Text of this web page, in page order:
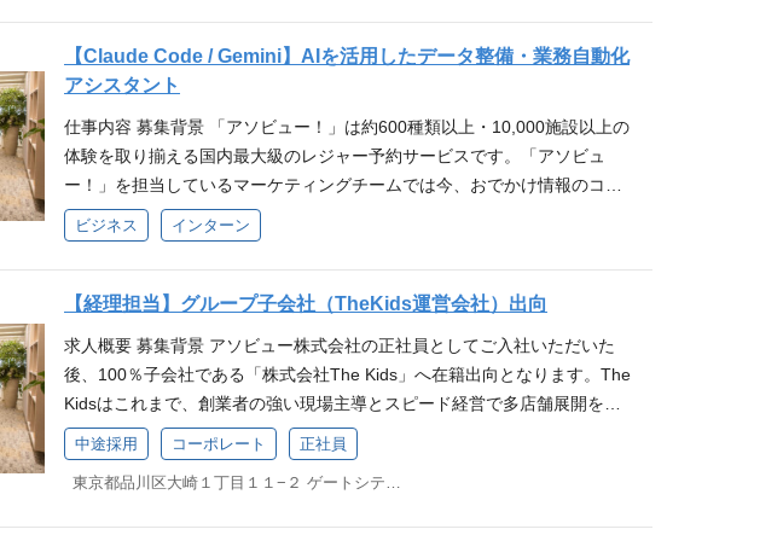
る「社内SE」「業務IT企画」「DX推進室のPM」 【2】下記の知識・スキ
ルをすべてお持ちの方 ITアーキテクチャの知見： ハードウェアおよびソフ
トウェア連携に関する幅広い知識 プロジェクトマネジメント力： システム
導入におけるPM/PMO経験、および複数ベンダーのコントロール経験 BPR
（業務変革）の経験： 顧客の現場（フロント・バックオフィス問わず）の
業務フローを可視化し、ITを用いてオペレーションを最適化した経験 ビジ
ネス・商売人視点： 顧客の要望を鵜呑みにせず、投資対効果（コストとリ
能力 【3】その他 普通自動車第一種運転免許（※地方のパートナー施設へ
トとは 単なる導入推進ではなく、挑戦するのは “業界を変えること”。レジ
ャー施設の課題解決に向き合う 『DXコンサルタント』とは 鍵は圧倒的な
集客力とデータ活用 ── アソビューにしかできない方法で「レジャー施設
のサステナブルな経営」を目指す 事例紹介 お客様の入館待ちを大幅短縮！
は？ 富士山吉田ルートの通行予約システム、アソビューで事前決済の予約
受付開始 ～オーバーツーリズム対策と登山体験向上を目指す～ 電子チケッ
スアーキテクチャに関する深い知識と適用経験 スクラムマスターなど、ア
ジャイルな開発プロセスにおける組織推進経験 AWSなどのクラウド環境に
おける高度なインフラ構築・運用経験 ECサイトなど、予約・決済・在庫を
扱う複雑ドメインの開発運用経験 ステークホルダーと高度なコミュニケー
ションを行い、戦略レベルから施策検討・設計を行った経験 使用技術 開発
言語： Java フレームワーク： Spring Boot(Java), 他 フロントエンド： Ty
QL インフラ：AWS (EKS、Elasticsearch等) バージョン管理： git/Github C
境： IntelliJ IDEA 参考記事 アソビュー！の技術スタック - what we use
（技術スタックデータベース） アソビュー！を支える技術2024 エンジニ
ア向けカンパニーデック アソビューではAIとプロダクト組織を育てるチー
ムを立ち上げました！ アソビュー社内の雰囲気が分かる動画（YouTube）
国内最大級の遊び予約サイトを展開するアソビューを紹介！オフィスを通
じた社内カルチャーの作り方は？
～滋賀トヨタ自動車様
ソビューが持つ「SaaS、マーケットプレイス、ノウハウ」に加え、会員1,
800万人の購買データと4700社が導入するSaaS「ウラカタ」のデータを組
み合わせたアソビュー独占のデータアセットを背景に、競合他社には真似
なる、介在価値最大のソリューション営業: 当社のアセットとデータインサ
イトを武器に、レジャー・観光・文化施設の経営層と一体となり、業界全
体のサステナブルな経営を実現するDX戦略の策定から実行までを一貫して
リードします。単なるツールの提案に留まらず、パートナー企業の経営戦
うな公共性の高い社会課題（オーバーツーリズム対策など）の解決にも深
く関わり、社会意義の大きな仕事ができます。 高度なコンサルティングス
キルとビジネス推進力を磨く: 施設運営・経営課題を深くヒアリングし、役
員・経営層へのDX戦略提案を通じて、高度なコンサルティングスキルとビ
ジネス推進力を磨くことができます。元コンサル出身者も多数在籍をして
いる環境です。 大阪オフィス勤務について 【少数精鋭！まさに立ち上げ
期！】 ◆ 大阪オフィスの目指す姿 東日本エリアにおけるお客さまとの接
ローの見直し 会計システム・周辺ツール改善プロジェクトへのメンバー参
画 将来の発展業務（ご経験・志向に応じて段階的に拡張） IPO準備に伴う
体制構築・業務プロセス整備の周辺業務 子会社経理プロセス統合のサポー
会社が定める業務 ポジションの魅力 ■「育成枠」として最初からすべてを
お任せしません 経理財務チームは、部長1名（公認会計士／監査法人出身
／当社10年以上）、リーダー1名、正社員3名、アルバイト・派遣3名の体
制です。本ポジションは「実務経験2年程度の方を、プロフェッショナル環
す。 ■未経験から「IPO準備」「M&A」など希少な実務にタッチできる 通
常はハイクラスな経験者しか関われない「上場（IPO）水準のガバナンス
構築」「M&Aに伴う経理体制の統合」といった高度領域にも、段階的に関
与可能です。同世代に圧倒的な差をつけるキャリアを築けます。 ■複数の
ビジネスモデルを経験し、経理としての市場価値が飛躍的に高まる マーケ
ットプレイス、SaaS、コンサルティング、店舗ビジネス（The Kids）な
ど、収益認識やKPIが全く異なる複数事業を「ポートフォリオ経営」する環
ムの一員として、経営戦略と連動した柔軟でスピーディな採用を共につく
り上げましょう。 業務内容 経営陣や開発組織の責任者（CTO/EMなど）と
密に連携し、エンジニア職種（ソフトウェアエンジニア、PdMなどのWeb
系技術専門職）を中心とした中途採用業務全般を推進いただきます。 ※ご
経験やご志向に応じて、一部ビジネス職の採用に携わっていただくことも
可能です。 採用戦略の立案： 経営陣・開発責任者との要件定義、人員計画
に基づく採用戦略の企画 母集団形成・数値分析： 採用ファネル分析、各種
データからの課題抽出と施策改善 仕組み化・Ops構築： 採用KPIのモニタ
リング設計、採用Ops構築、RPOマネジメント ダイレクトリクルーティン
グ・イベント： スカウト媒体の運用、リファラル採用の推進、テックミー
トアップの企画・実施 選考・CX向上： カジュアル面談の実施、アトラク
ト（意向上げ）、選考コントロール、候補者フォロー 入社後フォロー： 各
種採用資料の作成、入社後のオンボーディング設計・実施 【変更の範囲】
最大級の遊び予約サイトを展開するアソビューを紹介！オフィスを通じた
社内カルチャーの作り方は？ 応募条件 必須要件 事業会社におけるエンジ
【Claude Code / Gemini】AIを活用したデータ整備・業務自動化
アシスタント
仕事内容 募集背景 「アソビュー！」は約600種類以上・10,000施設以上の
体験を取り揃える国内最大級のレジャー予約サービスです。「アソビュ
ー！」を担当しているマーケティングチームでは今、おでかけ情報のコン
テンツ制作とデータ整備を強化しています。 現在AIを活用してコンテンツ
制作や施設情報を構造化・データ化するプロジェクトを進めており、デー
タ整備・業務フロー改善・業務自動化に協力していただける 学生インター
ン生を募集します。 AIツールを使いこなしながら、実際の業務を一緒に効
ていきたいという想いを持った方のご応募をお待ちしています。 業務内容
主業務は、AIを活用した「データ整備」と「Ops（業務フロー）の整理・
自動化」です。 AI（Gemini／Claude Code）を使った情報の抽出・成形・
チェック 指定されたデータを、AIのプロンプトや指示を工夫して形にして
いきます。 業務ワークフローの構築・自動化 仕様に沿ったGAS（Google
ビジネス インターン
【経理担当】グループ子会社（TheKids運営会社）出向
求人概要 募集背景 アソビュー株式会社の正社員としてご入社いただいた
後、100％子会社である「株式会社The Kids」へ在籍出向となります。The
Kidsはこれまで、創業者の強い現場主導とスピード経営で多店舗展開を実
現してきました。一方で、その成長を支えてきた経理・人事・調達などの
管理機能の多くが外注依存・属人化しており、「データが見えない・検証
できない・再現できない」状態が経営の足かせになりつつあります。 アソ
中途採用 コーポレート 正社員